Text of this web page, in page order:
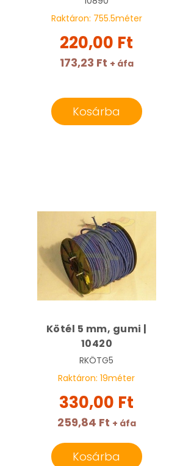
Raktáron: 755.5méter
220,00 Ft
173,23 Ft + áfa
Kosárba
Kötél 5 mm, gumi |
10420
RKÖTG5
Raktáron:19méter
330,00 Ft
259,84 Ft + áfa
Kosárba